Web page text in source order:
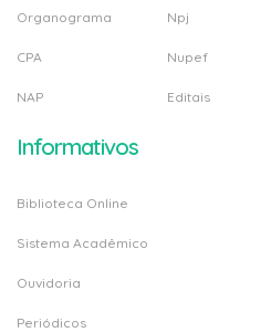
Organograma
CPA
NAP
Npj
Nupef
Editais
Informativos
Biblioteca Online
Sistema Acadêmico
Ouvidoria
Periódicos